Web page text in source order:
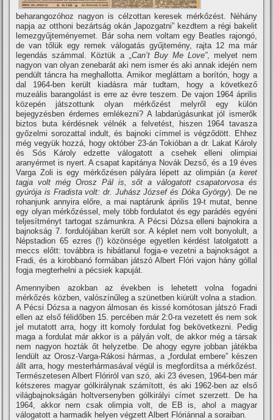
beharangozóhoz nagyon is célzottan keresek mérkőzést. Néhány
napja az otthoni bezártság okán „lapozgatni” kezdtem a régi bakelit
lemezgyűjteményemet. Bár soha nem voltam egy Beatles rajongó,
de van tőlük egy remek válogatás gyűjtemény, rajta 12 ma már
legendás számmal. Köztük a
„Can’t Buy Me Love”, melyet nem
nagyon van olyan zenebarát aki nem ismer és aki annak idején nem
pendült táncra ha meghallotta. Amikor megláttam a borí­tón, hogy a
dal 1964-ben került kiadásra már tudtam, hogy a következő
muzeális barangolást is erre az évre teszem. De vajon 1964 április
közepén játszottunk olyan mérkőzést melyről egy külön
bejegyzésben érdemes emlékezni? A labdarúgásunkat jól ismerők
biztos buta kérdésnek vélnék a felvetést, hiszen 1964 tavasza
győzelmi sorozattal indult, és bajnoki cí­mmel is végződött. Ehhez
még vegyük hozzá, hogy október 23-án Tokióban a dr. Lakat Károly
és Sós Károly edzette válogatott a csehek elleni olimpiai
aranyérmet is nyert. A csapat kapitánya Novák Dezső, és a 19 éves
Varga Zoli is egy mérkőzésen pályára lépett az olimpián (a keret
tagja volt még Orosz Pál is, sőt a válogatott csapatorvosa és
gyúrója is Fradista volt: dr. Juhász József és Dóka György). De ne
rohanjunk annyira előre, a mai naptárunk április 19-t mutat, benne
egy olyan mérkőzéssel, mely több fordulatot és egy parádés egyéni
teljesí­tményt tartogat számunkra. A Pécsi Dózsa elleni bajnokira a
bajnokság 7. fordulójában került sor. A képlet nem volt bonyolult, a
Népstadion 65 ezres (!) közönsége egyetlen kérdést latolgatott a
meccs előtt: továbbra is hibátlanul fogja-e vezetni a bajnokságot a
Fradi, és a kirobbanó formában játszó Albert Flóri vajon hány góllal
fogja megterhelni a pécsiek kapuját.
Amennyiben azokban az években is lehetett volna fogadni
mérkőzés közben, valószí­nűleg a szünetben kiürült volna a stadion.
A Pécsi Dózsa a nagyon álmosan és kissé komótosan játszó Fradi
ellen az első félidőben 15. percében már 2:0-ra vezetett és nem sok
jel mutatott arra, hogy itt komoly fordulat fog bekövetkezni. Pedig
maga a fordulat már akkor is a pályán volt, de akkor még a társak
nem nagyon hozták őt helyzetbe. De ahogy egyre jobban játékba
lendült az Orosz-Varga-Rákosi hármas, a „fordulat embere” készen
állt arra, hogy mesterhármasával végül is megfordí­tsa a mérkőzést.
Természetesen Albert Flóriról van szó, aki 23 évesen, 1964-ben már
kétszeres magyar gólkirálynak számí­tott, és aki 1962-ben az első
világbajnokságán holtversenyben gólkirályi cí­met szerzett. De ha
1964, akkor nem csak olimpia volt, de EB is, ahol a magyar
válogatott a harmadik helyen végzett Albert Flóriánnal a soraiban.